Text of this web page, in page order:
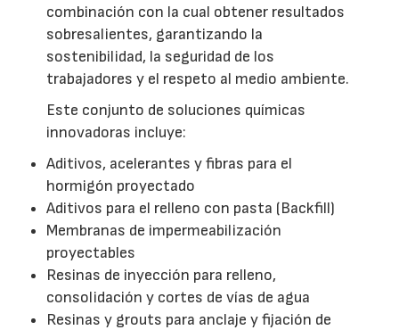
combinación con la cual obtener resultados
sobresalientes, garantizando la
sostenibilidad, la seguridad de los
trabajadores y el respeto al medio ambiente.
Este conjunto de soluciones químicas
innovadoras incluye:
Aditivos, acelerantes y fibras para el
hormigón proyectado
Aditivos para el relleno con pasta (Backfill)
Membranas de impermeabilización
proyectables
Resinas de inyección para relleno,
consolidación y cortes de vías de agua
Resinas y grouts para anclaje y fijación de